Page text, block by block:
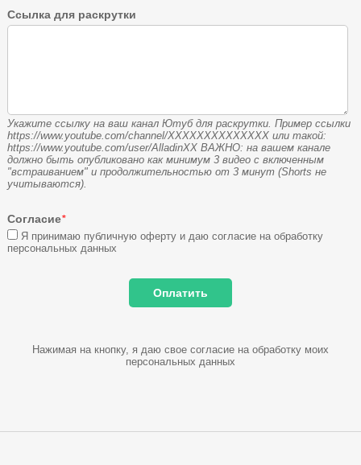
Ссылка для раскрутки
Укажите ссылку на ваш канал Ютуб для раскрутки. Пример ссылки
https://www.youtube.com/channel/XXXXXXXXXXXXXX или такой:
https://www.youtube.com/user/AlladinXX ВАЖНО: на вашем канале
должно быть опубликовано как минимум 3 видео с включенным
"встраиванием" и продолжительностью от 3 минут (Shorts не
учитываются).
Согласие*
Я принимаю публичную оферту и даю согласие на обработку
персональных данных
Нажимая на кнопку, я даю свое согласие на обработку моих
персональных данных